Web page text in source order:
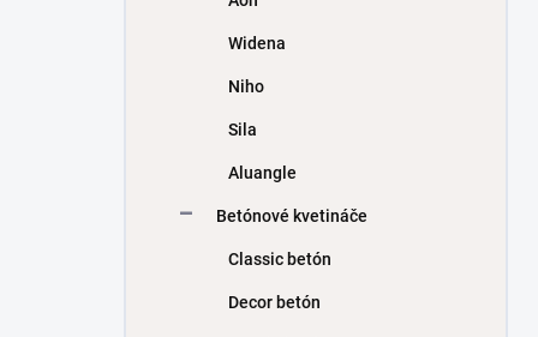
Widena
Niho
Sila
Aluangle
Betónové kvetináče
Classic betón
Decor betón